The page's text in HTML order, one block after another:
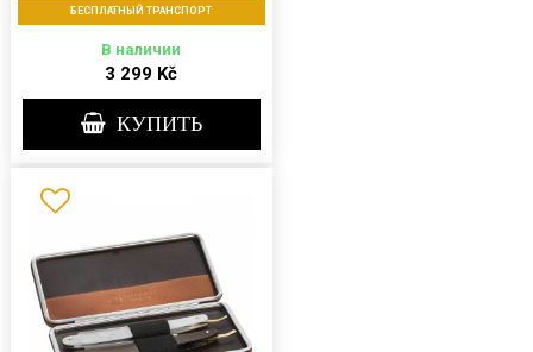
БЕСПЛАТНЫЙ ТРАНСПОРТ
В наличии
3 299 Kč
КУПИТЬ